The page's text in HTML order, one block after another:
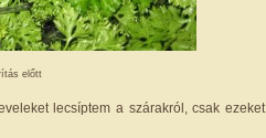
előtt
lecsíptem a szárakról, csak ezeket